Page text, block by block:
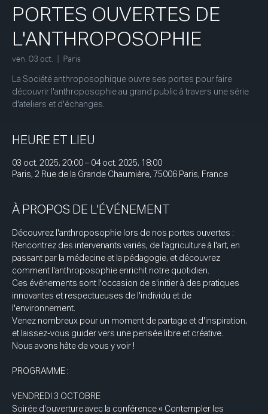
PORTES OUVERTES DE
L'ANTHROPOSOPHIE
ven. 03 oct.
  |
Paris
La Société anthroposophique ouvre ses portes pour faire
découvrir l'anthroposophie au grand public à travers une série
d'ateliers et d'échanges.
HEURE ET LIEU
03 oct. 2025, 20:00 – 04 oct. 2025, 18:00
Paris, 2 Rue de la Grande Chaumière, 75006 Paris, France
À PROPOS DE L'ÉVÉNEMENT
Découvrez l'anthroposophie lors de nos portes ouvertes :
Rencontrez des intervenants variés, de l'agriculture à l'art, en
passant par la médecine et la pédagogie, et découvrez
comment l'anthroposophie enrichit notre quotidien.
Ces événements sont l'occasion de s'initier à des pratiques
innovantes et respectueuses de l'individu et de
l'environnement.
Venez nombreux pour un moment de partage et d'inspiration,
et laissez-vous guider vers une pensée libre et créative.
Nous avons hâte de vous y voir !
PROGRAMME :
VENDREDI 3 OCTOBRE
Soirée d'ouverture avec la conférence « Contempler les